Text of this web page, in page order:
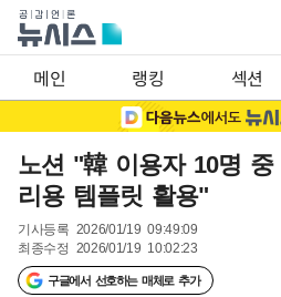
메인 랭킹 섹션
노션 "韓 이용자 10명 중
리용 템플릿 활용"
기사등록 2026/01/19 09:49:09
최종수정 2026/01/19 10:02:23
구글에서 선호하는 매체로 추가